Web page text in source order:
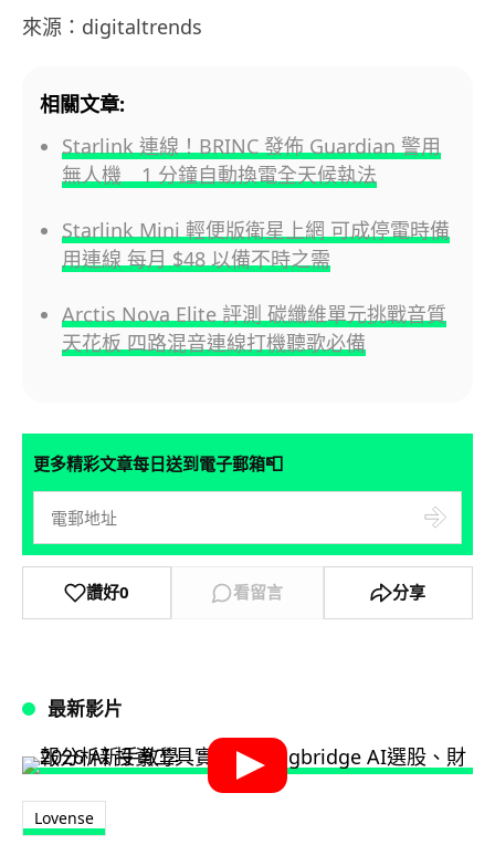
來源：digitaltrends
相關文章:
Starlink 連線！BRINC 發佈 Guardian 警用
無人機 1 分鐘自動換電全天候執法
Starlink Mini 輕便版衛星上網 可成停電時備
用連線 每月 $48 以備不時之需
Arctis Nova Elite 評測 碳纖維單元挑戰音質
天花板 四路混音連線打機聽歌必備
更多精彩文章每日送到電子郵箱📮
讚好0 看留言 分享
最新影片
Lovense